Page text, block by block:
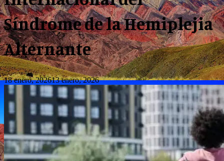
Síndrome de la Hemiplejia
Alternante
18 enero, 202613 enero, 2026